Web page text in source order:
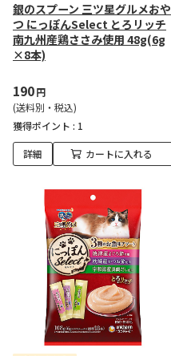
銀のスプーン 三ツ星グルメおや
つ にっぽんSelect とろリッチ
南九州産鶏ささみ使用 48g(6g
×8本)
190円
(送料別・税込)
獲得ポイント : 1
詳細 カートに入れる